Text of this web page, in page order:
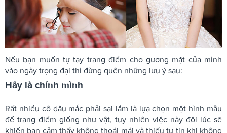
Nếu bạn muốn tự tay trang điểm cho gương mặt của mình
vào ngày trọng đại thì đừng quên những lưu ý sau:
Hãy là chính mình
Rất nhiều cô dâu mắc phải sai lầm là lựa chọn một hình mẫu
để trang điểm giống như vật, tuy nhiên việc này đôi lúc sẽ
khiến bạn cảm thấy không thoái mái và thiếu tự tin khi không